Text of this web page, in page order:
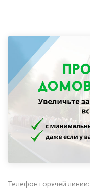
Телефон горячей линии: